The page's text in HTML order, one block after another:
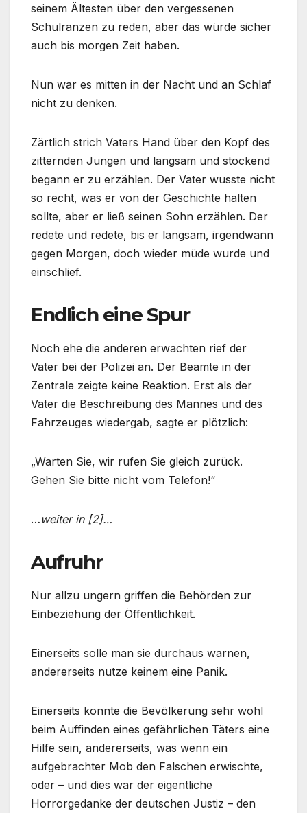
seinem Ältesten über den vergessenen
Schulranzen zu reden, aber das würde sicher
auch bis morgen Zeit haben.
Nun war es mitten in der Nacht und an Schlaf
nicht zu denken.
Zärtlich strich Vaters Hand über den Kopf des
zitternden Jungen und langsam und stockend
begann er zu erzählen. Der Vater wusste nicht
so recht, was er von der Geschichte halten
sollte, aber er ließ seinen Sohn erzählen. Der
redete und redete, bis er langsam, irgendwann
gegen Morgen, doch wieder müde wurde und
einschlief.
Endlich eine Spur
Noch ehe die anderen erwachten rief der
Vater bei der Polizei an. Der Beamte in der
Zentrale zeigte keine Reaktion. Erst als der
Vater die Beschreibung des Mannes und des
Fahrzeuges wiedergab, sagte er plötzlich:
„Warten Sie, wir rufen Sie gleich zurück.
Gehen Sie bitte nicht vom Telefon!“
…weiter in [2]…
Aufruhr
Nur allzu ungern griffen die Behörden zur
Einbeziehung der Öffentlichkeit.
Einerseits solle man sie durchaus warnen,
andererseits nutze keinem eine Panik.
Einerseits konnte die Bevölkerung sehr wohl
beim Auffinden eines gefährlichen Täters eine
Hilfe sein, andererseits, was wenn ein
aufgebrachter Mob den Falschen erwischte,
oder – und dies war der eigentliche
Horrorgedanke der deutschen Justiz – den